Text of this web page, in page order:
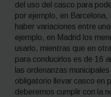
del uso del casco para
por ejemplo, en
haber variaciones entre
ejemplo, en Madrid los
usarlo, mientras que en
para conducirlos es de 16
las ordenanzas
obligatorio llevar casco en
deberemos cumplir con la